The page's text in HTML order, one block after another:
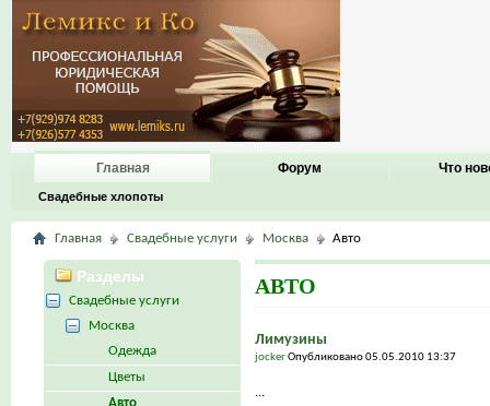
Главная
Свадебные хлопоты
Форум Что
Главная Свадебные услуги Москва Авто
АВТО
Лимузины
jockerОпубликовано 05.05.2010 13:37
...
Разделы
Свадебные услуги
Москва
Одежда
Цветы
Авто